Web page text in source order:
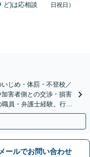
ど)は応相談
日祝日）
じめ・体罰・不登校／
害者側との交渉・損害
員・弁護士経験。行政
イン可】
メールでお問い合わせ